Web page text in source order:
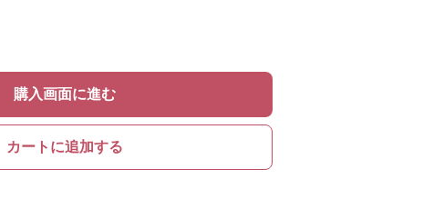
購入画面に進む
カートに追加する